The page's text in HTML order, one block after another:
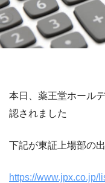
本日、薬王堂ホール
認されました
下記が東証上場部の
https://www.jpx.co.jp/